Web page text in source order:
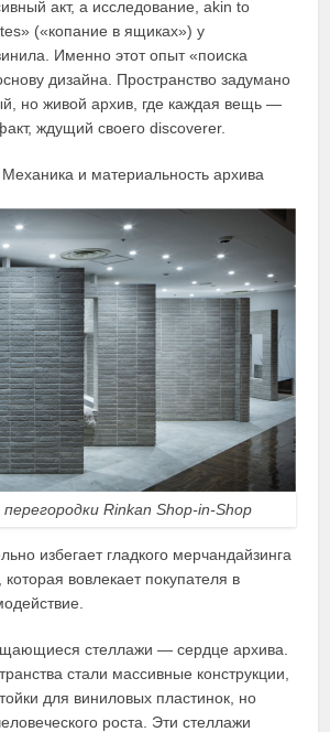
акт, а исследование, akin to
(«копание в ящиках») у
Именно этот опыт «поиска
дизайна. Пространство задумано
но живой архив, где каждая вещь —
ждущий своего discoverer.
и материальность архива
Rinkan Shop-in-Shop
избегает гладкого мерчандайзинга
вовлекает покупателя в
стеллажи — сердце архива.
стали массивные конструкции,
для виниловых пластинок, но
роста. Эти стеллажи